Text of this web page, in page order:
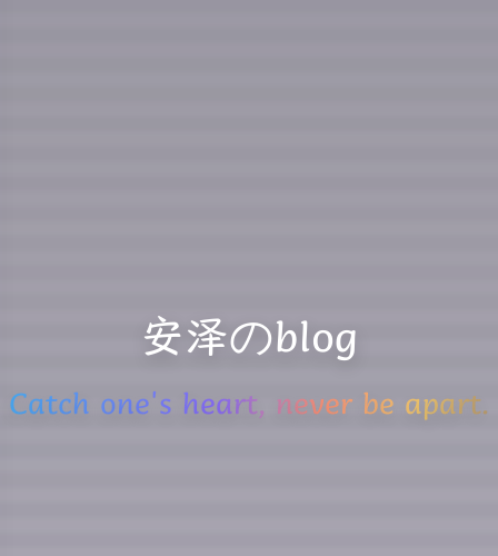
安泽のblog
Catch one's heart, never be apart.